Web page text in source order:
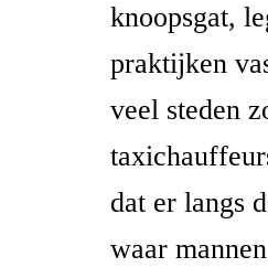
knoopsgat,
praktijken
veel steden
dat er langs
waar